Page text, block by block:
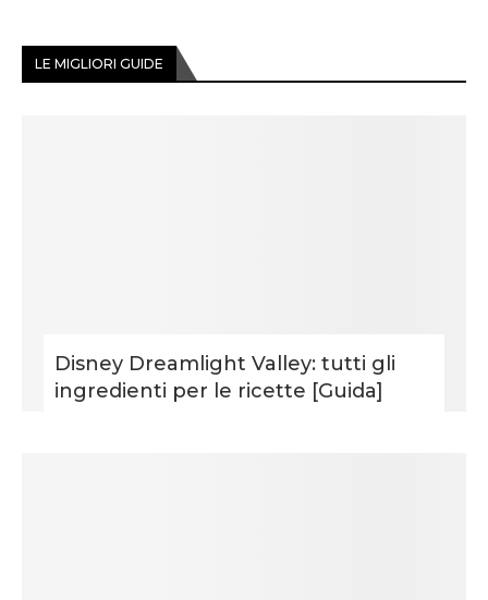
LE MIGLIORI GUIDE
Disney Dreamlight Valley: tutti gli
ingredienti per le ricette [Guida]